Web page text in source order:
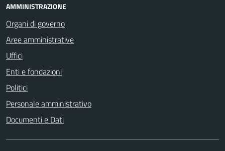
AMMINISTRAZIONE
Organi di governo
Aree amministrative
Uffici
Enti e fondazioni
Politici
Personale amministrativo
Documenti e Dati